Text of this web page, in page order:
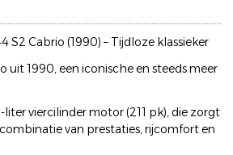
S2 Cabrio (1990) – Tijdloze klassieker
uit 1990, een iconische en steeds meer
viercilinder motor (211 pk), die zorgt
van prestaties, rijcomfort en